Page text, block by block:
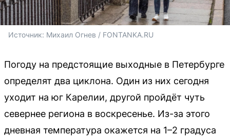
Источник: Михаил Огнев / FONTANKA.RU
Погоду на предстоящие выходные в Петербурге
определят два циклона. Один из них сегодня
уходит на юг Карелии, другой пройдёт чуть
севернее региона в воскресенье. Из-за этого
дневная температура окажется на 1–2 градуса